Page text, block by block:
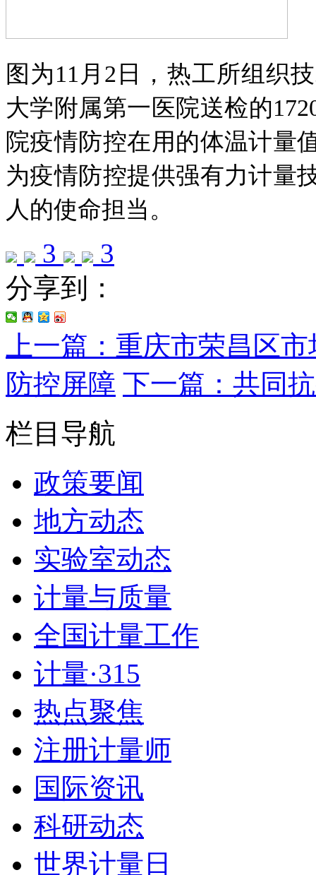
图为11月2日，热工所组织
大学附属第一医院送检的
院疫情防控在用的体温计量
为疫情防控提供强有力计量
人的使命担当。
3
3
分享到：
上一篇：重庆市荣昌区
防控屏障 下一篇：共同
栏目导航
政策要闻
地方动态
实验室动态
计量与质量
全国计量工作
计量·315
热点聚焦
注册计量师
国际资讯
科研动态
世界计量日